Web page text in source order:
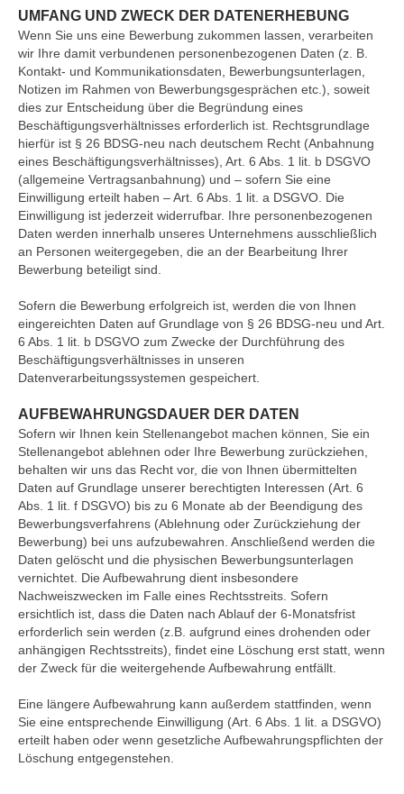
UMFANG UND ZWECK DER DATENERHEBUNG
Wenn Sie uns eine Bewerbung zukommen lassen, verarbeiten
wir Ihre damit verbundenen personenbezogenen Daten (z. B.
Kontakt- und Kommunikationsdaten, Bewerbungsunterlagen,
Notizen im Rahmen von Bewerbungsgesprächen etc.), soweit
dies zur Entscheidung über die Begründung eines
Beschäftigungsverhältnisses erforderlich ist. Rechtsgrundlage
hierfür ist § 26 BDSG-neu nach deutschem Recht (Anbahnung
eines Beschäftigungsverhältnisses), Art. 6 Abs. 1 lit. b DSGVO
(allgemeine Vertragsanbahnung) und – sofern Sie eine
Einwilligung erteilt haben – Art. 6 Abs. 1 lit. a DSGVO. Die
Einwilligung ist jederzeit widerrufbar. Ihre personenbezogenen
Daten werden innerhalb unseres Unternehmens ausschließlich
an Personen weitergegeben, die an der Bearbeitung Ihrer
Bewerbung beteiligt sind.
Sofern die Bewerbung erfolgreich ist, werden die von Ihnen
eingereichten Daten auf Grundlage von § 26 BDSG-neu und Art.
6 Abs. 1 lit. b DSGVO zum Zwecke der Durchführung des
Beschäftigungsverhältnisses in unseren
Datenverarbeitungssystemen gespeichert.
AUFBEWAHRUNGSDAUER DER DATEN
Sofern wir Ihnen kein Stellenangebot machen können, Sie ein
Stellenangebot ablehnen oder Ihre Bewerbung zurückziehen,
behalten wir uns das Recht vor, die von Ihnen übermittelten
Daten auf Grundlage unserer berechtigten Interessen (Art. 6
Abs. 1 lit. f DSGVO) bis zu 6 Monate ab der Beendigung des
Bewerbungsverfahrens (Ablehnung oder Zurückziehung der
Bewerbung) bei uns aufzubewahren. Anschließend werden die
Daten gelöscht und die physischen Bewerbungsunterlagen
vernichtet. Die Aufbewahrung dient insbesondere
Nachweiszwecken im Falle eines Rechtsstreits. Sofern
ersichtlich ist, dass die Daten nach Ablauf der 6-Monatsfrist
erforderlich sein werden (z.B. aufgrund eines drohenden oder
anhängigen Rechtsstreits), findet eine Löschung erst statt, wenn
der Zweck für die weitergehende Aufbewahrung entfällt.
Eine längere Aufbewahrung kann außerdem stattfinden, wenn
Sie eine entsprechende Einwilligung (Art. 6 Abs. 1 lit. a DSGVO)
erteilt haben oder wenn gesetzliche Aufbewahrungspflichten der
Löschung entgegenstehen.